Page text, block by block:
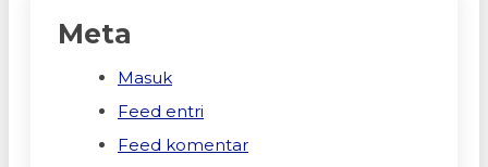
Meta
Masuk
Feed entri
Feed komentar